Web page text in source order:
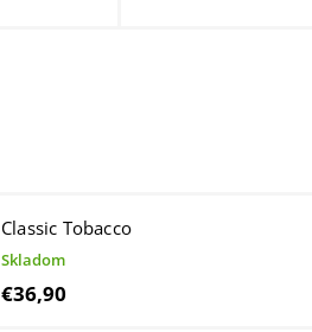
Classic Tobacco
Skladom
€36,90